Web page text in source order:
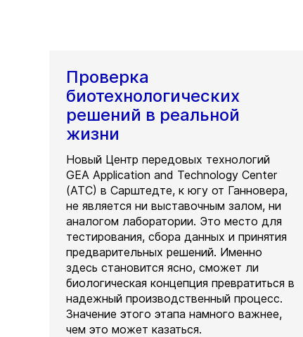
Проверка
биотехнологических
решений в реальной
жизни
Новый Центр передовых технологий
GEA Application and Technology Center
(ATC) в Сарштедте, к югу от Ганновера,
не является ни выставочным залом, ни
аналогом лаборатории. Это место для
тестирования, сбора данных и принятия
предварительных решений. Именно
здесь становится ясно, сможет ли
биологическая концепция превратиться в
надежный производственный процесс.
Значение этого этапа намного важнее,
чем это может казаться.